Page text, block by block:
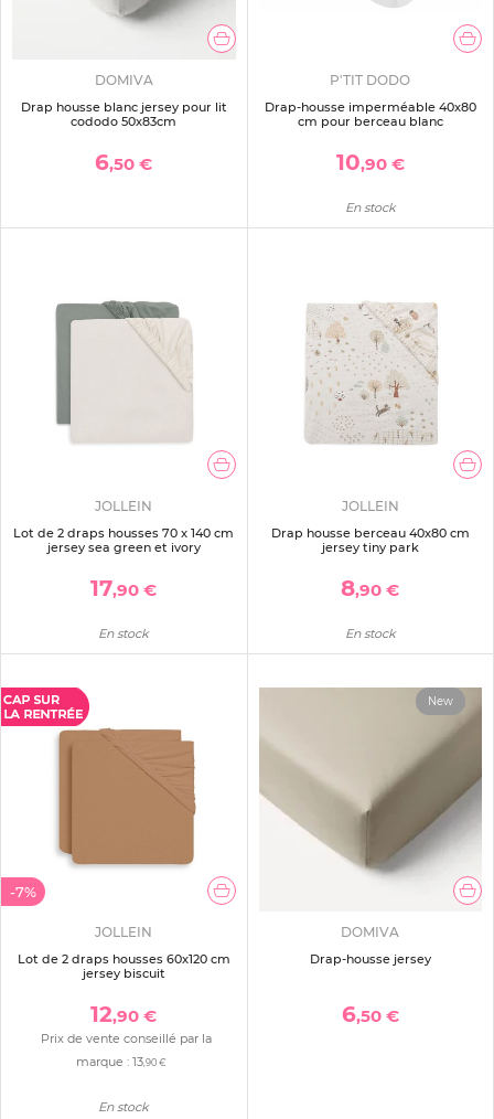
DOMIVA
Drap housse blanc jersey pour lit
cododo 50x83cm
6,50 €
P'TIT DODO
Drap-housse imperméable 40x80
cm pour berceau blanc
10,90 €
En stock
JOLLEIN
Lot de 2 draps housses 70 x 140 cm
jersey sea green et ivory
17,90 €
En stock
JOLLEIN
Drap housse berceau 40x80 cm
jersey tiny park
8,90 €
En stock
-7%
JOLLEIN
Lot de 2 draps housses 60x120 cm
jersey biscuit
12,90 €
Prix de vente conseillé par la
marque :13,90 €
En stock
New
DOMIVA
Drap-housse jersey
6,50 €